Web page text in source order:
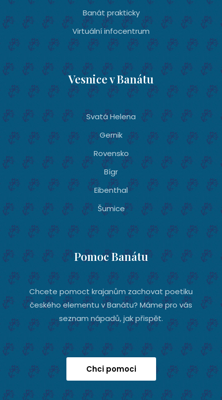
Banát prakticky
Virtuální infocentrum
Vesnice v Banátu
Svatá Helena
Gernik
Rovensko
Bígr
Eibenthal
Šumice
Pomoc Banátu
Chcete pomoct krajanům zachovat poetiku
českého elementu v Banátu? Máme pro vás
seznam nápadů, jak přispět.
Chci pomoci